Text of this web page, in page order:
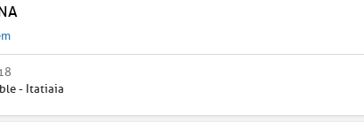
- Itatiaia